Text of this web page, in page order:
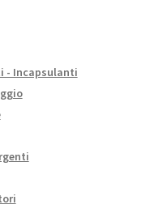
- Incapsulanti